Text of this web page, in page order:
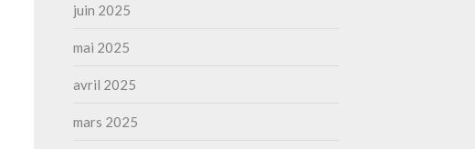
juin 2025
mai 2025
avril 2025
mars 2025